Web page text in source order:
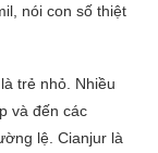
nói con số thiệt
trẻ nhỏ. Nhiều
và đến các
lệ. Cianjur là